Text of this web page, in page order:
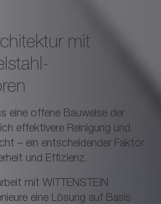
mit
eine offene Bauweise der
effektivere Reinigung und
– ein entscheidender Faktor
und Effizienz.
mit WITTENSTEIN
eine Lösung auf Basis